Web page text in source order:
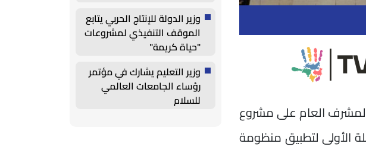
العام على مشروع
الأولى لتطبيق منظومة
وزير الدولة للإنتاج الحربي يتابع
الموقف التنفيذي لمشروعات
"حياة كريمة"
وزير التعليم يشارك في مؤتمر
رؤساء الجامعات العالمي
للسلام